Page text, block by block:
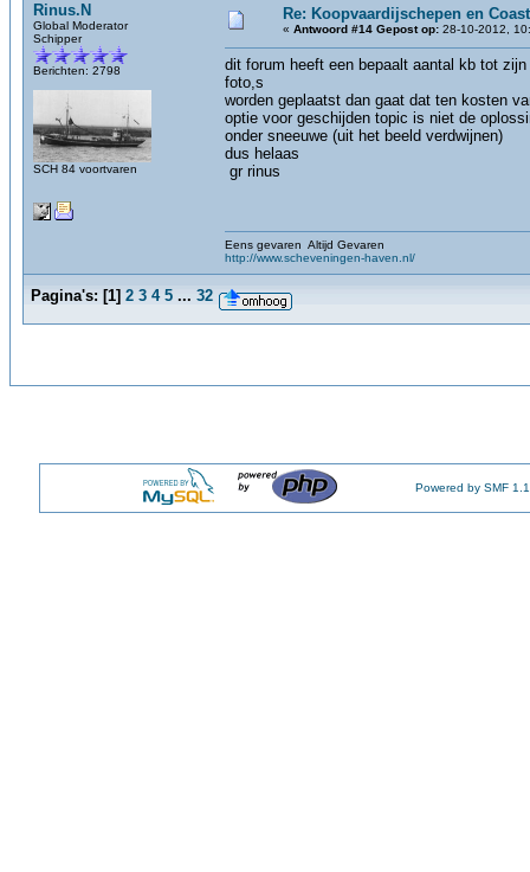
Rinus.N
Global Moderator
Schipper
Berichten: 2798
SCH 84 voortvaren
Re: Koopvaardijschepen en
« Antwoord #14 Gepost op: 28-10-2012,
dit forum heeft een bepaalt aantal kb tot
foto,s
worden geplaatst dan gaat dat ten kosten
optie voor geschijden topic is niet de
onder sneeuwe (uit het beeld verdwijnen)
dus helaas
gr rinus
Eens gevaren Altijd Gevaren
http://www.scheveningen-haven.nl/
Pagina's: [1] 2 3 4 5 ... 32
Powered by SMF